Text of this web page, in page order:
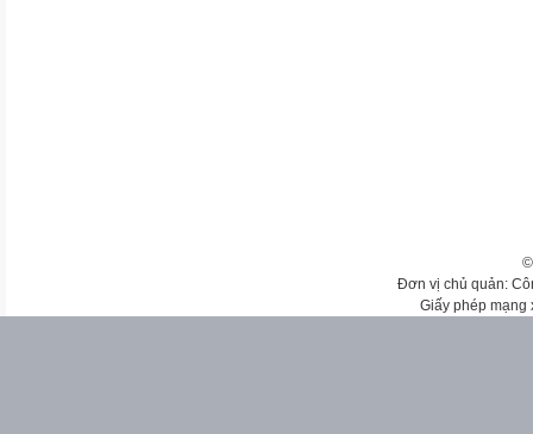
Đơn vị chủ quản:
Giấy phép mạng